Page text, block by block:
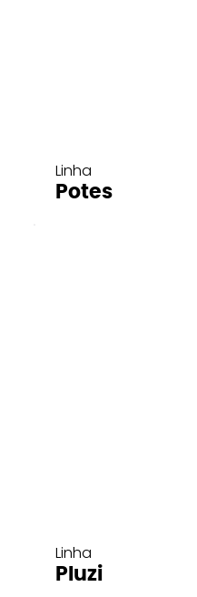
Linha
Potes
Linha
Pluzi